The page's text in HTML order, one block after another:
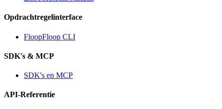
Opdrachtregelinterface
FloopFloop CLI
SDK's & MCP
SDK's en MCP
API-Referentie